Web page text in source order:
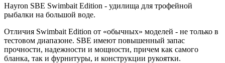
Hayron SBE Swimbait Edition - удилища для трофейной
рыбалки на большой воде.
Отличия Swimbait Edition от «обычных» моделей - не только в
тестовом диапазоне. SBE имеют повышенный запас
прочности, надежности и мощности, причем как самого
бланка, так и фурнитуры, и конструкции рукоятки.